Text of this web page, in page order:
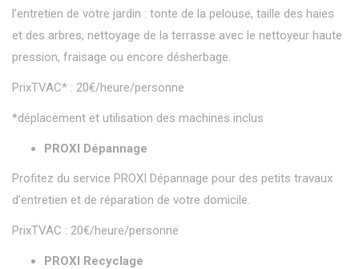
l’entretien de votre jardin : tonte de la pelouse, taille des haies
et des arbres, nettoyage de la terrasse avec le nettoyeur haute
pression, fraisage ou encore désherbage.
PrixTVAC* : 20€/heure/personne
*déplacement et utilisation des machines inclus
PROXI Dépannage
Profitez du service PROXI Dépannage pour des petits travaux
d’entretien et de réparation de votre domicile.
PrixTVAC : 20€/heure/personne
PROXI Recyclage